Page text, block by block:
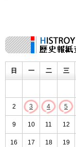
日 一 二 三
2 3 4 5
9 10 11 12
16 17 18 19